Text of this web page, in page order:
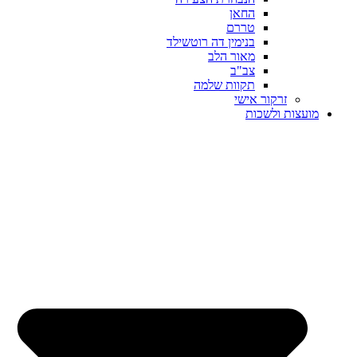
החאן
טררם
בנימין דה רוטשילד
מאור הלב
צב"ב
תקוות שלמה
זרקור אישי
מועצות ולשכות